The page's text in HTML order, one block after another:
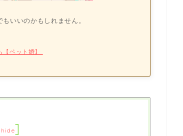
いいのかもしれません。
【ペット婚】
hide]